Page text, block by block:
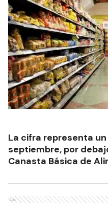
La cifra representa
septiembre, por
Canasta Básica de
Ads